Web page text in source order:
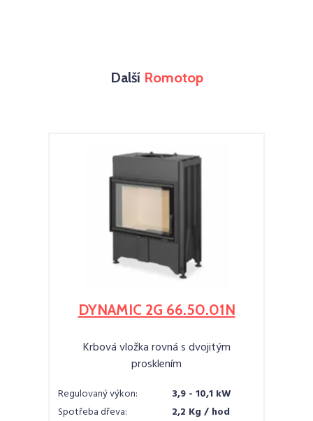
Další Romotop
DYNAMIC 2G 66.50.01N
Krbová vložka rovná s dvojitým
prosklením
Regulovaný výkon:
3,9 - 10,1 kW
Spotřeba dřeva:
2,2 Kg / hod